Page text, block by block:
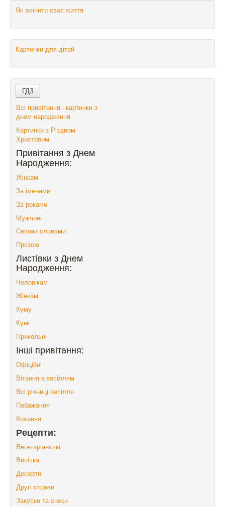
Як змінити своє життя
Картинки для дітей
Всі привітання і картинки з
днем народження
Картинки з Різдвом
Христовим
Привітання з Днем
Народження:
Жінкам
За іменами
За роками
Мужчині
Своїми словами
Прозою
Листівки з Днем
Народження:
Чоловікам
Жінкам
Куму
Кумі
Прикольні
Інші привітання:
Офіційні
Вітання з весіллям
Всі річниці весілля
Побажання
Кохання
Рецепти:
Вегетаріанські
Випічка
Десерти
Другі страви
Закуски та снеки